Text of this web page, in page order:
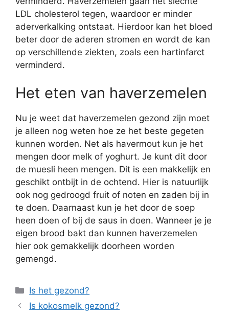
LDL cholesterol tegen, waardoor er minder
aderverkalking ontstaat. Hierdoor kan het bloed
beter door de aderen stromen en wordt de kan
op verschillende ziekten, zoals een hartinfarct
verminderd.
Het eten van haverzemelen
Nu je weet dat haverzemelen gezond zijn moet
je alleen nog weten hoe ze het beste gegeten
kunnen worden. Net als havermout kun je het
mengen door melk of yoghurt. Je kunt dit door
de muesli heen mengen. Dit is een makkelijk en
geschikt ontbijt in de ochtend. Hier is natuurlijk
ook nog gedroogd fruit of noten en zaden bij in
te doen. Daarnaast kun je het door de soep
heen doen of bij de saus in doen. Wanneer je je
eigen brood bakt dan kunnen haverzemelen
hier ook gemakkelijk doorheen worden
gemengd.
Categorieën
Is het gezond?
Is kokosmelk gezond?